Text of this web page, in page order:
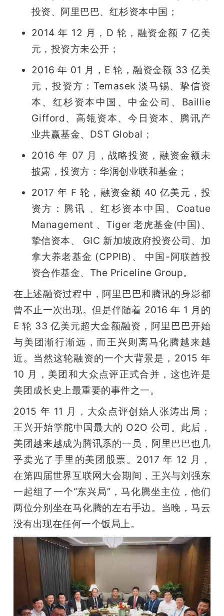
投资、阿里巴巴、红杉资本中国；
2014 年 12 月，D 轮，融资金额 7 亿美
元，投资方未公开；
2016 年 01 月，E 轮，融资金额 33 亿美
元，投资方：Temasek 淡马锡、挚信资
本、红杉资本中国、中金公司、Baillie
Gifford、高瓴资本、今日资本、腾讯产
业共赢基金、DST Global；
2016 年 07 月，战略投资，融资金额未
披露，投资方：华润创业联和基金；
2017 年 F 轮，融资金额 40 亿美元，投
资方：腾讯 、红杉资本中国、Coatue
Management 、Tiger 老虎基金(中国)、
挚信资本、 GIC 新加坡政府投资公司、加
拿大养老基金 (CPPIB)、 中国-阿联酋投
资合作基金、The Priceline Group。
在上述融资过程中，阿里巴巴和腾讯的身影都
曾不止一次出现。但是伴随着 2016 年 1 月的
E 轮 33 亿美元超大金额融资，阿里巴巴开始
与美团渐行渐远，而王兴则离马化腾越来越
近。当然这轮融资的一个大背景是，2015 年
10 月，美团和大众点评正式合并，这也许是
美团成长史上最重要的事件之一。
2015 年 11 月，大众点评创始人张涛出局；
王兴开始掌舵中国最大的 O2O 公司。此后，
美团越来越成为腾讯系的一员，阿里巴巴也几
乎卖光了手里的美团股票。2017 年 12 月，
在第四届世界互联网大会期间，王兴与刘强东
一起组了一个“东兴局”，马化腾坐主位，他们
两位分别坐在马化腾的左右手边。当晚，马云
没有出现在任何一个饭局上。